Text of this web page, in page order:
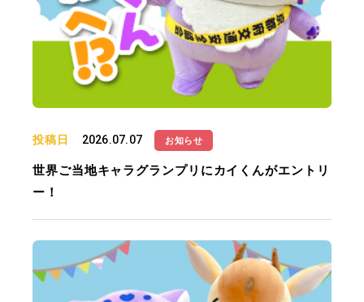
投稿日 2026.07.07 お知らせ
世界ご当地キャラグランプリにカイくんがエントリ
ー！